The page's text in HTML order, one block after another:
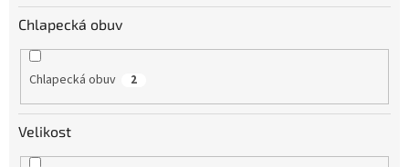
Chlapecká obuv
Chlapecká obuv 2
Velikost